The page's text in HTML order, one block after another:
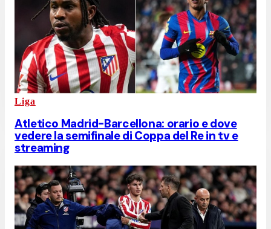
Liga
Atletico Madrid-Barcellona: orario e dove
vedere la semifinale di Coppa del Re in tv e
streaming